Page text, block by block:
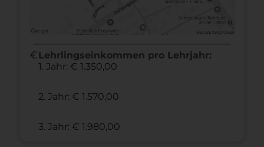
euro Lehrlingseinkommen pro Lehrjahr:
1. Jahr: € 1.350,00
2. Jahr: € 1.570,00
3. Jahr: € 1.980,00